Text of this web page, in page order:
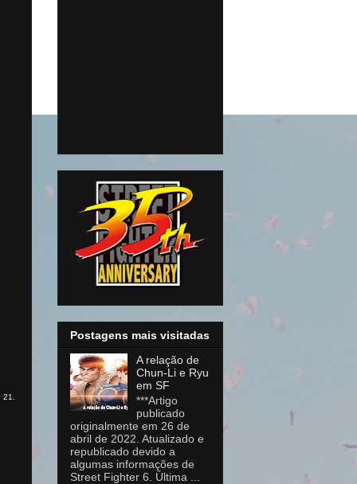
Postagens mais visitadas
A relação de
Chun-Li e Ryu
em SF
***Artigo
publicado
originalmente em 26 de
abril de 2022. Atualizado e
republicado devido a
algumas informações de
Street Fighter 6. Última ...